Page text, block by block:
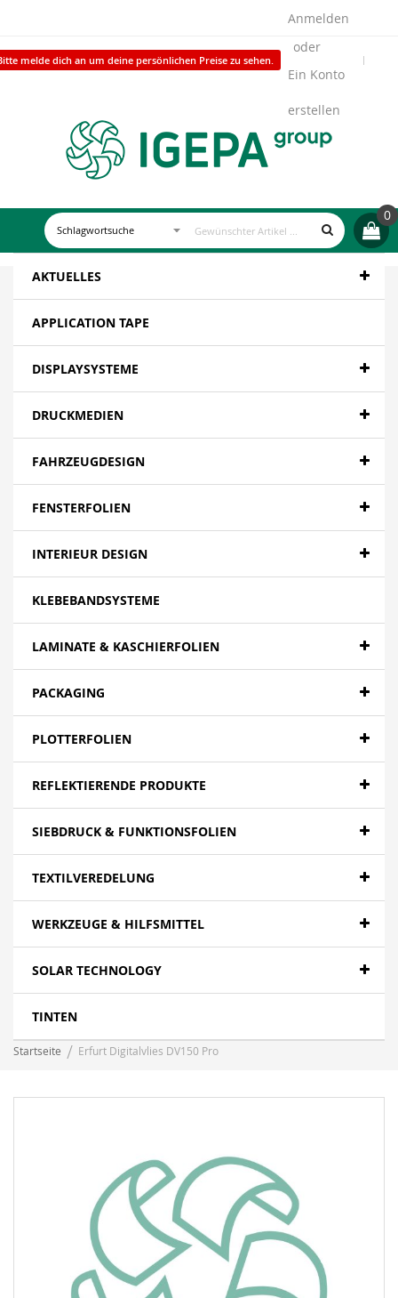
melde dich an um deine persönlichen Preise zu sehen.
Anmelden
Ein Konto
erstellen
0
AKTUELLES
APPLICATION TAPE
DISPLAYSYSTEME
DRUCKMEDIEN
FAHRZEUGDESIGN
FENSTERFOLIEN
INTERIEUR DESIGN
KLEBEBANDSYSTEME
LAMINATE & KASCHIERFOLIEN
PACKAGING
PLOTTERFOLIEN
REFLEKTIERENDE PRODUKTE
SIEBDRUCK & FUNKTIONSFOLIEN
TEXTILVEREDELUNG
WERKZEUGE & HILFSMITTEL
SOLAR TECHNOLOGY
TINTEN
Startseite Erfurt Digitalvlies DV150 Pro